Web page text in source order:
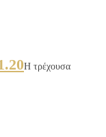
Η τρέχουσα